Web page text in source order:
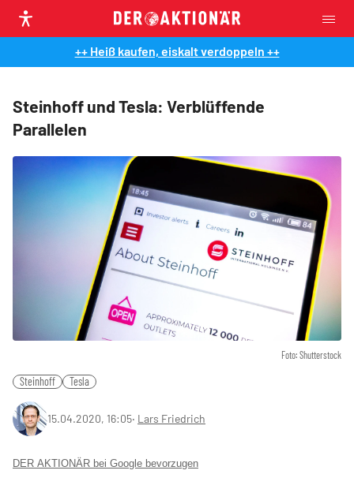
++ Heiß kaufen, eiskalt verdoppeln ++
Steinhoff und Tesla: Verblüffende
Parallelen
Foto: Shutterstock
Steinhoff Tesla
15.04.2020, 16:05‧ Lars Friedrich
DER AKTIONÄR bei Google bevorzugen